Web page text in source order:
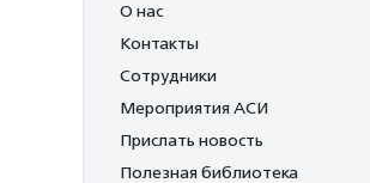
О нас
Контакты
Сотрудники
Мероприятия АСИ
Прислать новость
Полезная библиотека